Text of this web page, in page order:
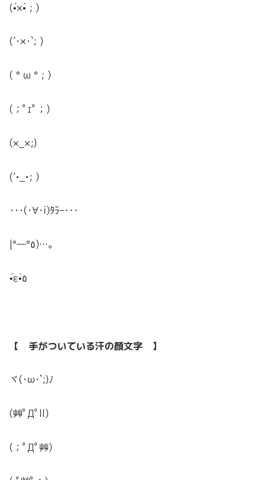
(•́×•̀ ; )
(´･×･`; )
( ° ω ° ; )
(；ﾟｪﾟ；)
(×_×;)
(´•_•; )
･･･(･∀･i)ﾀﾗｰ･･･
|°―°٥)…。
•́ε•̀٥
【 手がついている汗の顔文字 】
ヾ(･ω･`;)ﾉ
(艸ﾟДﾟll)
(；ﾟДﾟ艸)